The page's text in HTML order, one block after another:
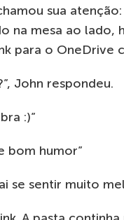
sua
na mesa ao lado,
para o OneDrive
John respondeu.
:)”
bom humor”
se sentir muito